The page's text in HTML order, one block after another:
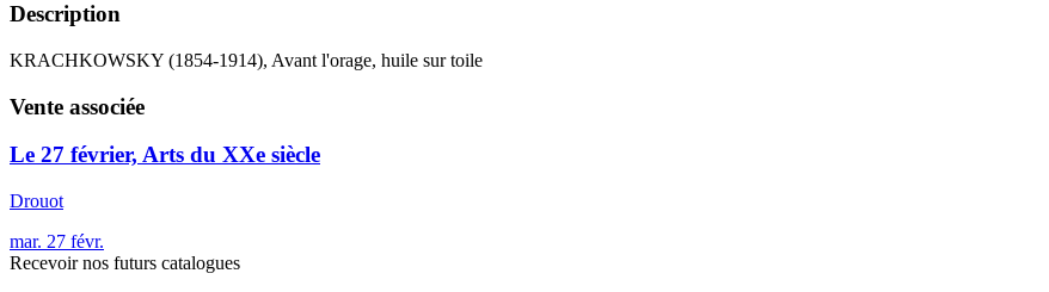
Description
KRACHKOWSKY (1854-1914), Avant l'orage, huile sur toile
Vente associée
Le 27 février, Arts du XXe siècle
Drouot
mar. 27 févr.
Recevoir nos futurs catalogues